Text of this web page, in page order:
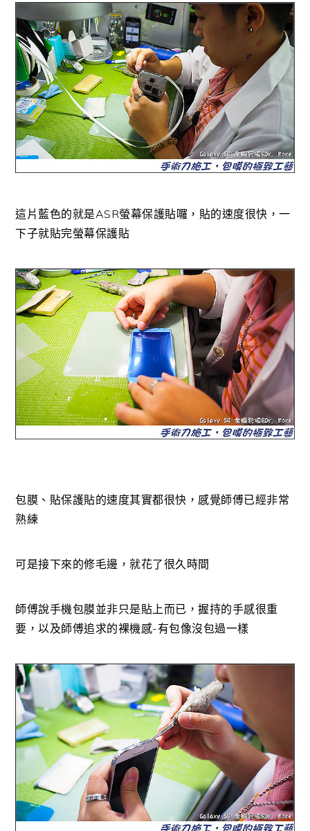
這片藍色的就是ASR螢幕保護貼囉，貼的速度很快，一
下子就貼完螢幕保護貼
包膜、貼保護貼的速度其實都很快，感覺師傅已經非常
熟練
可是接下來的修毛邊，就花了很久時間
師傅說手機包膜並非只是貼上而已，握持的手感很重
要，以及師傅追求的裸機感-有包像沒包過一樣